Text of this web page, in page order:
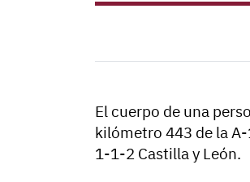
El cuerpo de una
kilómetro 443 de la
1-1-2 Castilla y León.